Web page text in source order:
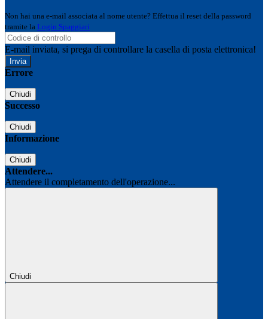
Non hai una e-mail associata al nome utente? Effettua il reset della password
tramite la Login Spaggiari
E-mail inviata, si prega di controllare la casella di posta elettronica!
Errore
Chiudi
Successo
Chiudi
Informazione
Chiudi
Attendere...
Attendere il completamento dell'operazione...
Chiudi